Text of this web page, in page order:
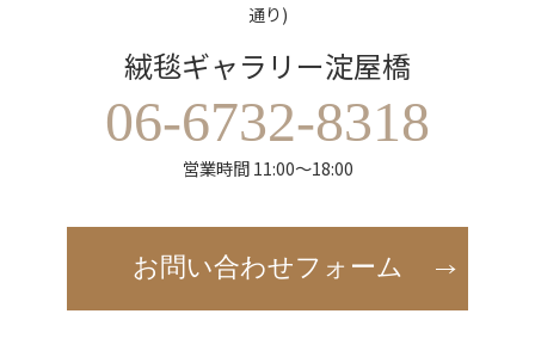
通り)
絨毯ギャラリー淀屋橋
06-6732-8318
営業時間 11:00～18:00
お問い合わせフォーム